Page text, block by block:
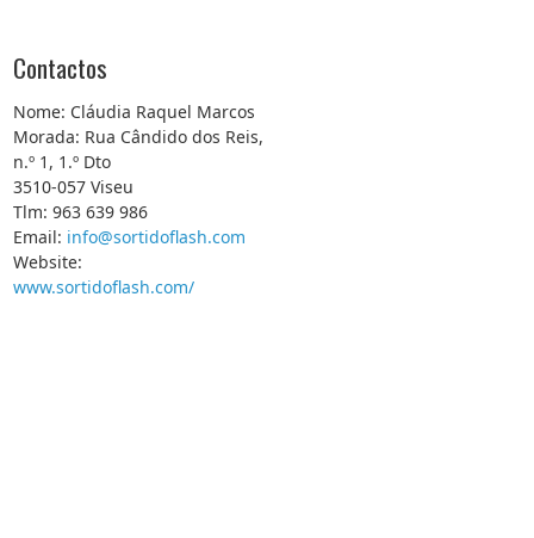
Contactos
Nome: Cláudia Raquel Marcos
Morada: Rua Cândido dos Reis,
n.º 1, 1.º Dto
3510-057 Viseu
Tlm: 963 639 986
Email: info@sortidoflash.com
Website:
www.sortidoflash.com/